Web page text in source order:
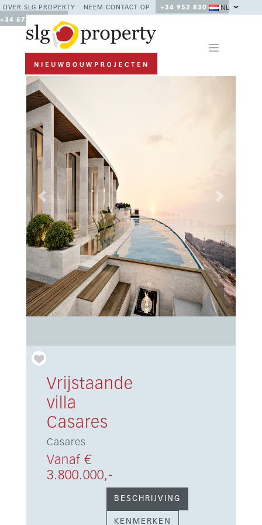
OVER SLG PROPERTY NEEM CONTACT OP
+34 952 830 378 /
+34 677 670 480
NL
Previous Next
Vrijstaande
villa
Casares
Casares
Vanaf €
3.800.000,-
BESCHRIJVING
KENMERKEN